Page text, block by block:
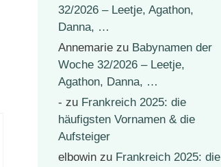
32/2026 – Leetje, Agathon,
Danna, …
Annemarie zu Babynamen der
Woche 32/2026 – Leetje,
Agathon, Danna, …
- zu Frankreich 2025: die
häufigsten Vornamen & die
Aufsteiger
elbowin zu Frankreich 2025: die